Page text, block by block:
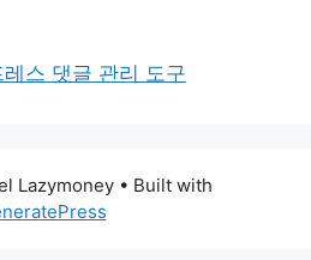
레스 댓글 관리 도구
Lazymoney• Built with